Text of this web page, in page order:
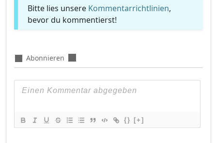
Bitte lies unsere Kommentarrichtlinien,
bevor du kommentierst!
Abonnieren
{} [+]